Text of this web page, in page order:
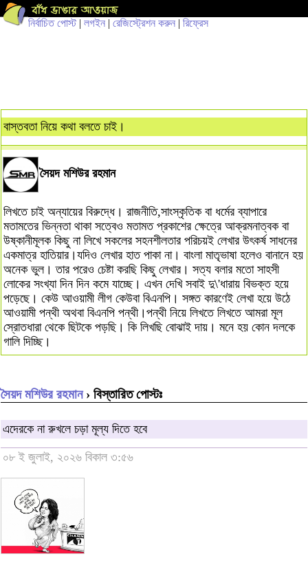
নির্বাচিত পোস্ট| লগইন | রেজিস্ট্রেশন করুন | রিফ্রেস
বাস্তবতা নিয়ে কথা বলতে চাই।
সৈয়দ মশিউর রহমান
লিখতে চাই অন্যায়ের বিরুদ্ধে। রাজনীতি,সাংস্কৃতিক বা ধর্মের ব্যাপারে
মতামতের ভিন্নতা থাকা সত্বেও মতামত প্রকাশের ক্ষেত্রে আক্রমনাত্বক বা
উষ্কানীমূলক কিছু না লিখে সকলের সহনশীলতার পরিচয়ই লেখার উৎকর্ষ সাধনের
একমাত্র হাতিয়ার।যদিও লেখার হাত পাকা না। বাংলা মাতৃভাষা হলেও বানানে হয়
অনেক ভুল। তার পরেও চেষ্টা করছি কিছু লেখার। সত্য বলার মতো সাহসী
লোকের সংখ্যা দিন দিন কমে যাচ্ছে। এখন দেখি সবাই দু\'ধারায় বিভক্ত হয়ে
পড়েছে। কেউ আওয়ামী লীগ কেউবা বিএনপি। সঙ্গত কারণেই লেখা হয়ে উঠে
আওয়ামী পন্থী অথবা বিএনপি পন্থী।পন্থী নিয়ে লিখতে লিখতে আমরা মূল
স্রোতধারা থেকে ছিটকে পড়ছি। কি লিখছি বোঝাই দায়। মনে হয় কোন দলকে
গালি দিচ্ছি।
সৈয়দ মশিউর রহমান› বিস্তারিত পোস্টঃ
এদেরকে না রুখলে চড়া মূল্য দিতে হবে
০৮ ই জুলাই, ২০২৬ বিকাল ৩:৫৬